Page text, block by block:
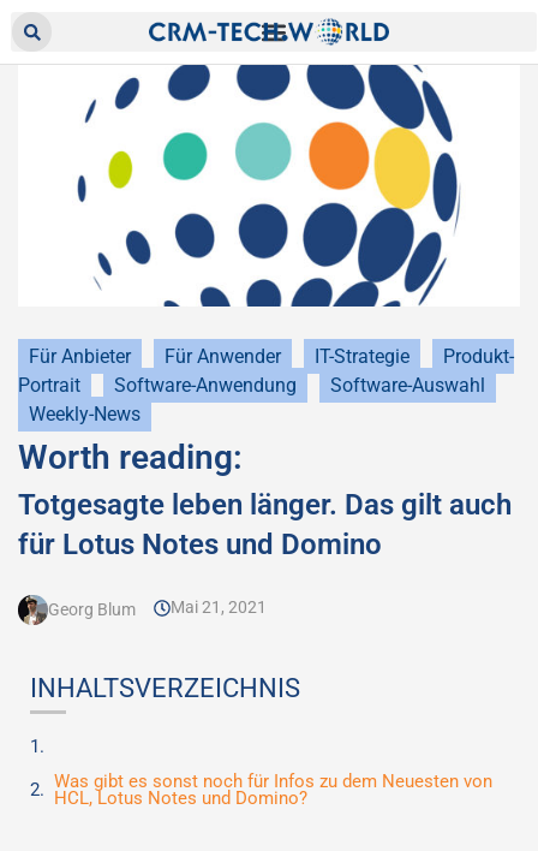
Für Anbieter Für Anwender IT-Strategie
Produkt-
Portrait
Software-Anwendung
Software-Auswahl
Weekly-News
Worth reading:
Totgesagte leben länger. Das gilt auch
für Lotus Notes und Domino
Georg Blum Mai 21, 2021
INHALTSVERZEICHNIS
Was gibt es sonst noch für Infos zu dem Neuesten von
HCL, Lotus Notes und Domino?